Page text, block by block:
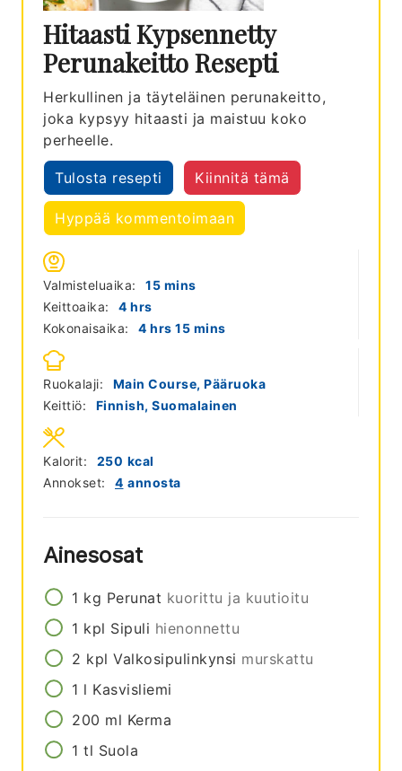
Hitaasti Kypsennetty
Perunakeitto Resepti
Herkullinen ja täyteläinen perunakeitto,
joka kypsyy hitaasti ja maistuu koko
perheelle.
Tulosta resepti Kiinnitä tämä
Hyppää kommentoimaan
Valmisteluaika: 15minutes
mins
Keittoaika:
4hours
hrs
Kokonaisaika:
4hours
hrs 15minutes
mins
Ruokalaji:
Main Course, Pääruoka
Keittiö:
Finnish, Suomalainen
Annokset: 4 annosta
Kalorit: 250 kcal
Ainesosat
1 kg Perunat kuorittu ja kuutioitu
1 kpl Sipuli hienonnettu
2 kpl Valkosipulinkynsi murskattu
1 l Kasvisliemi
200 ml Kerma
1 tl Suola